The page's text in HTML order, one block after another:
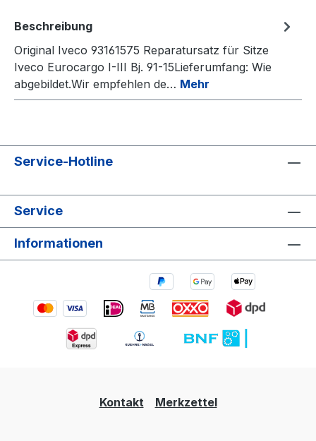
Beschreibung
Original Iveco 93161575 Reparatursatz für Sitze
Iveco Eurocargo I-III Bj. 91-15Lieferumfang: Wie
abgebildet.Wir empfehlen de… Mehr
Service-Hotline
Service
Informationen
Kontakt Merkzettel